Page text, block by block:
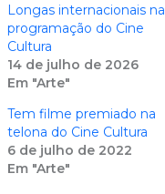
Longas internacionais na
programação do Cine
Cultura
14 de julho de 2026
Em "Arte"
Tem filme premiado na
telona do Cine Cultura
6 de julho de 2022
Em "Arte"